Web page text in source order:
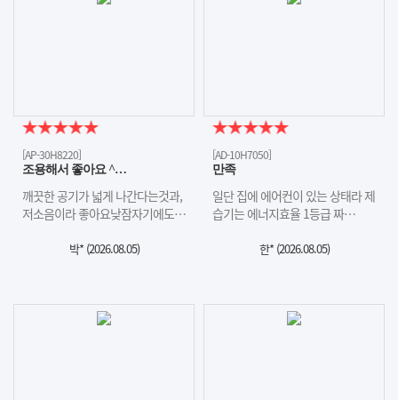
[AP-30H8220]
조용해서 좋아요 ^…
깨끗한 공기가 넓게 나간다는것과,
저소음이라 좋아요낮잠자기에도…
박* (2026.08.05)
[AD-10H7050]
만족
일단 집에 에어컨이 있는 상태라 제
습기는 에너지효율 1등급 짜…
한* (2026.08.05)